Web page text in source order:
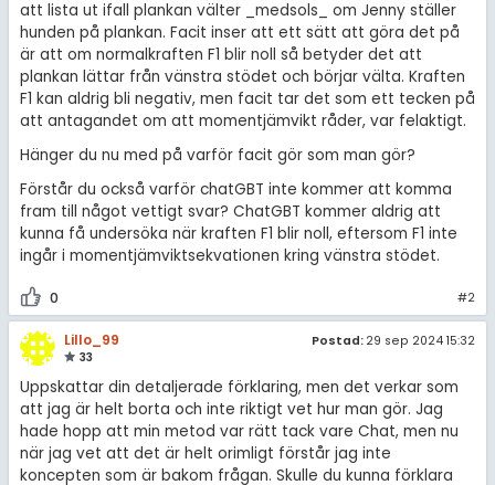
att lista ut ifall plankan välter _medsols_ om Jenny ställer
hunden på plankan. Facit inser att ett sätt att göra det på
är att om normalkraften F1 blir noll så betyder det att
plankan lättar från vänstra stödet och börjar välta. Kraften
F1 kan aldrig bli negativ, men facit tar det som ett tecken på
att antagandet om att momentjämvikt råder, var felaktigt.
Hänger du nu med på varför facit gör som man gör?
Förstår du också varför chatGBT inte kommer att komma
fram till något vettigt svar? ChatGBT kommer aldrig att
kunna få undersöka när kraften F1 blir noll, eftersom F1 inte
ingår i momentjämviktsekvationen kring vänstra stödet.
0 #2
Lillo_99
33
Postad: 29 sep 2024 15:32
Uppskattar din detaljerade förklaring, men det verkar som
att jag är helt borta och inte riktigt vet hur man gör. Jag
hade hopp att min metod var rätt tack vare Chat, men nu
när jag vet att det är helt orimligt förstår jag inte
koncepten som är bakom frågan. Skulle du kunna förklara